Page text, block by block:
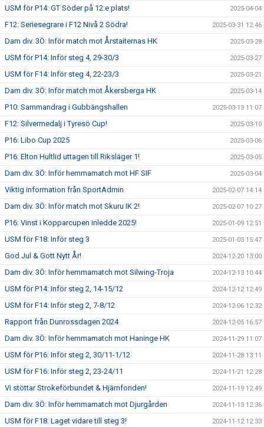
USM för P14: GT Söder på 12:e plats! 2025-04-04
F12: Seriesegrare i F12 Nivå 2 Södra! 2025-03-31 12:46
Dam div. 3Ö: Inför match mot Årstaiternas HK 2025-03-28
USM för P14: Inför steg 4, 29-30/3 2025-03-27
USM för F14: Inför steg 4, 22-23/3 2025-03-21
Dam div. 3Ö: Inför match mot Åkersberga HK 2025-03-14
P10: Sammandrag i Gubbängshallen 2025-03-13 11:07
F12: Silvermedalj i Tyresö Cup! 2025-03-10
P16: Libo Cup 2025 2025-03-06
P16: Elton Hultlid uttagen till Riksläger 1! 2025-03-05
Dam div. 3Ö: Inför hemmamatch mot HF SIF 2025-03-04
Viktig information från SportAdmin 2025-02-07 14:14
Dam div. 3Ö: Inför match mot Skuru IK 2! 2025-02-07 10:27
P16: Vinst i Kopparcupen inledde 2025! 2025-01-09 12:51
USM för F18: Inför steg 3 2025-01-03 15:47
God Jul & Gott Nytt År! 2024-12-20 13:00
Dam div. 3Ö: Inför hemmamatch mot Silwing-Troja 2024-12-13 10:44
USM för P14: Inför steg 2, 14-15/12 2024-12-12 12:49
USM för F14: Inför steg 2, 7-8/12 2024-12-06 12:32
Rapport från Dunrossdagen 2024 2024-12-05 16:57
Dam div. 3Ö: Inför hemmamatch mot Haninge HK 2024-11-29 11:07
USM för P16: Inför steg 2, 30/11-1/12 2024-11-28 13:11
USM för F16: Inför steg 2, 23-24/11 2024-11-21 12:28
Vi stöttar Strokeförbundet & Hjärnfonden! 2024-11-19 12:49
Dam div. 3Ö: Inför hemmamatch mot Djurgården 2024-11-13 12:36
USM för F18: Laget vidare till steg 3! 2024-11-12 12:33